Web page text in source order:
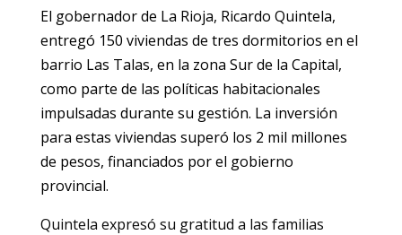
El gobernador de La Rioja, Ricardo Quintela,
entregó 150 viviendas de tres dormitorios en el
barrio Las Talas, en la zona Sur de la Capital,
como parte de las políticas habitacionales
impulsadas durante su gestión. La inversión
para estas viviendas superó los 2 mil millones
de pesos, financiados por el gobierno
provincial.
Quintela expresó su gratitud a las familias